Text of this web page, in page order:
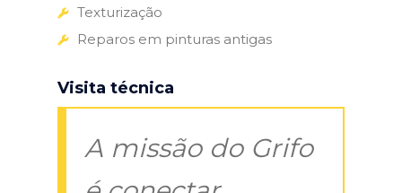
Texturização
Reparos em pinturas antigas
Visita técnica
A missão do Grifo